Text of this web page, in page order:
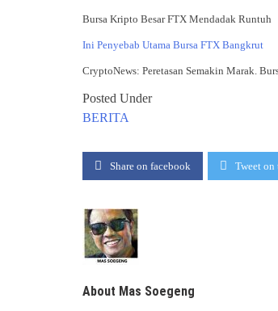
Bursa Kripto Besar FTX Mendadak Runtuh
Ini Penyebab Utama Bursa FTX Bangkrut
CryptoNews: Peretasan Semakin Marak.
Posted Under
BERITA
Share on facebook Tweet
About Mas Soegeng